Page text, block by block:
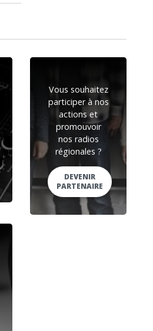
Vous souhaitez
participer à nos
actions et
promouvoir
nos radios
régionales ?
DEVENIR
PARTENAIRE